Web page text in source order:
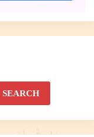
SEARCH